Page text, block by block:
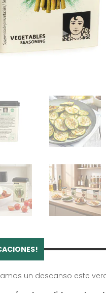
un descanso este